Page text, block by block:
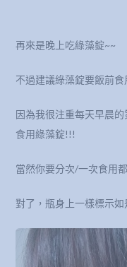
再來是晚上吃綠藻錠~~
不過建議綠藻錠要飯前
因為我很注重每天早晨
食用綠藻錠!!!
當然你要分次/一次食用
對了，瓶身上一樣標示